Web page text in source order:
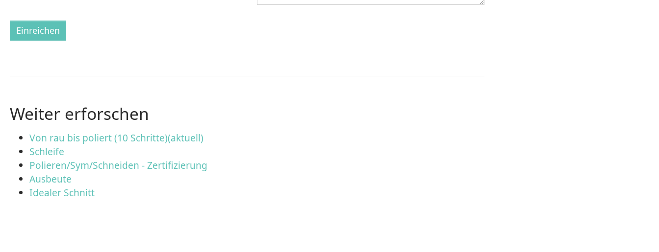
Einreichen
Weiter erforschen
Von rau bis poliert (10 Schritte)(aktuell)
Schleife
Polieren/Sym/Schneiden - Zertifizierung
Ausbeute
Idealer Schnitt